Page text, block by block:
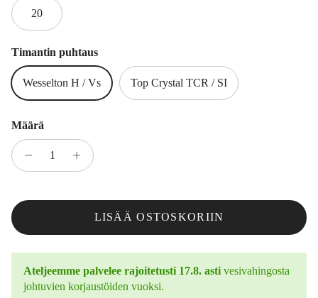
20
Timantin puhtaus
Wesselton H / Vs Top Crystal TCR / SI
Määrä
LISÄÄ OSTOSKORIIN
Ateljeemme palvelee rajoitetusti 17.8. asti vesivahingosta
johtuvien korjaustöiden vuoksi.